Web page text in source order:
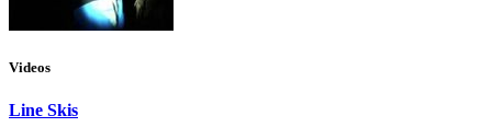
Videos
Line Skis